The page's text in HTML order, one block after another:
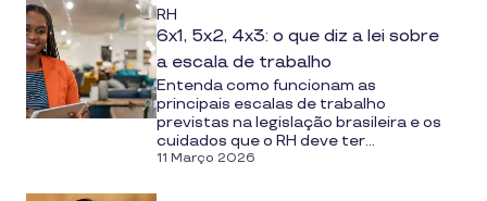
RH
6x1, 5x2, 4x3: o que diz a lei sobre
a escala de trabalho
Entenda como funcionam as
principais escalas de trabalho
previstas na legislação brasileira e os
cuidados que o RH deve ter...
11 Março 2026